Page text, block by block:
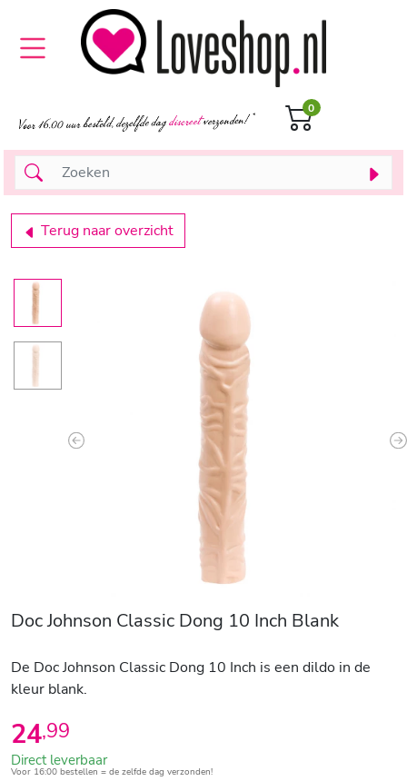
0
Terug naar overzicht
Previous
Doc Johnson Classic Dong 10 Inch Blank
De Doc Johnson Classic Dong 10 Inch is een dildo in de
kleur blank.
24,99
Direct leverbaar
Voor 16:00 bestellen = de zelfde dag verzonden!